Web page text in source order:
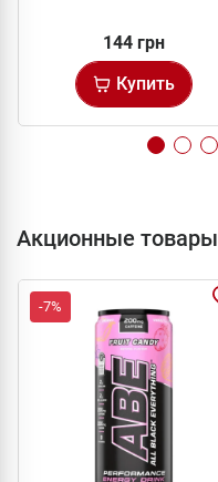
144 грн
Купить
Акционные товары
-7%